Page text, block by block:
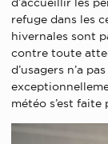
refuge dans les
hivernales sont
contre toute
d’usagers n’a
météo s’est faite